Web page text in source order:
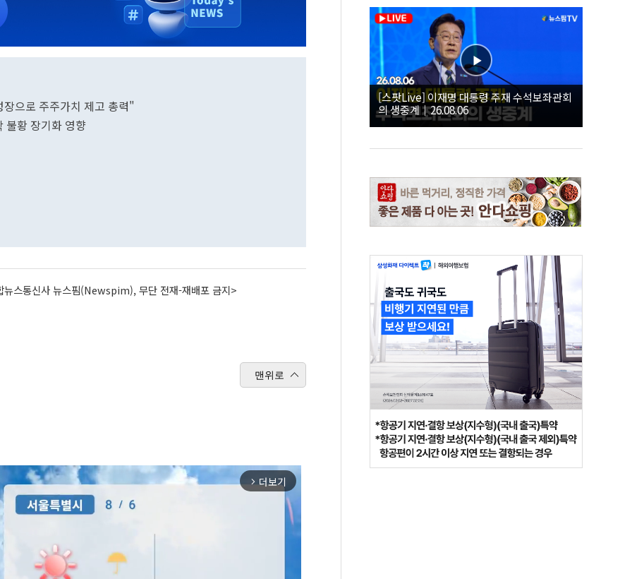
으로 주주가치 제고 총력"
불황 장기화 영향
뉴스통신사 뉴스핌(Newspim), 무단 전재-재배포 금지>
맨위로
arrow_forward_ios 더보기
[스팟Live] 이재명 대통령 주재 수석보좌관회
의 생중계｜26.08.06